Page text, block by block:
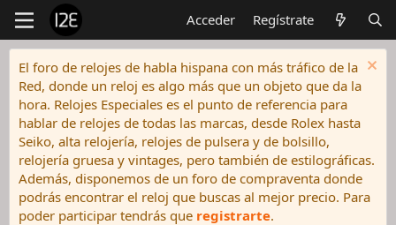
Acceder Regístrate
El foro de relojes de habla hispana con más tráfico de la
Red, donde un reloj es algo más que un objeto que da la
hora. Relojes Especiales es el punto de referencia para
hablar de relojes de todas las marcas, desde Rolex hasta
Seiko, alta relojería, relojes de pulsera y de bolsillo,
relojería gruesa y vintages, pero también de estilográficas.
Además, disponemos de un foro de compraventa donde
podrás encontrar el reloj que buscas al mejor precio. Para
poder participar tendrás que registrarte.